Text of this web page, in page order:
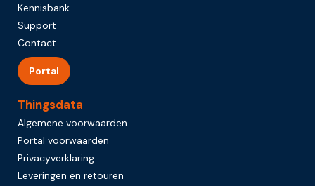
Kennisbank
Support
Contact
Portal
Thingsdata
Algemene voorwaarden
Portal voorwaarden
Privacyverklaring
Leveringen en retouren